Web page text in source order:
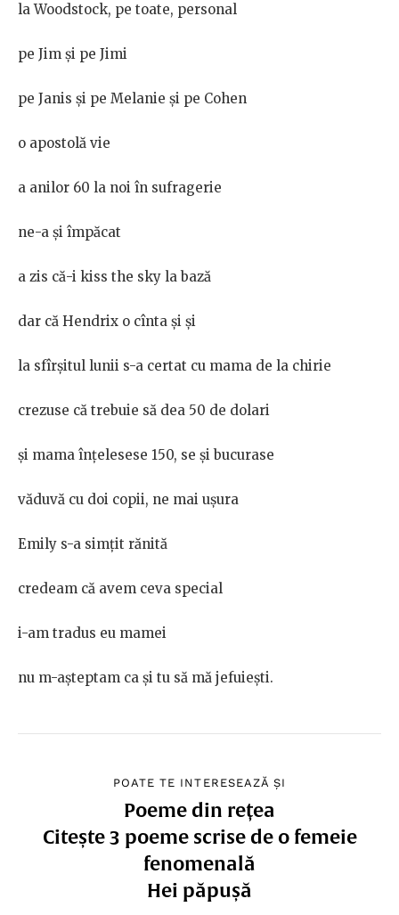
la Woodstock, pe toate, personal
pe Jim și pe Jimi
pe Janis și pe Melanie și pe Cohen
o apostolă vie
a anilor 60 la noi în sufragerie
ne-a și împăcat
a zis că-i kiss the sky la bază
dar că Hendrix o cînta și și
la sfîrșitul lunii s-a certat cu mama de la chirie
crezuse că trebuie să dea 50 de dolari
și mama înțelesese 150, se și bucurase
văduvă cu doi copii, ne mai ușura
Emily s-a simțit rănită
credeam că avem ceva special
i-am tradus eu mamei
nu m-așteptam ca și tu să mă jefuiești.
POATE TE INTERESEAZĂ ȘI
Poeme din rețea
Citește 3 poeme scrise de o femeie
fenomenală
Hei păpușă